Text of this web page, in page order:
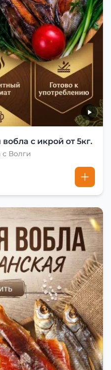
с икрой от 5кг.
Волги